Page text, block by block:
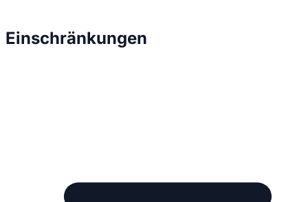
Einschränkungen